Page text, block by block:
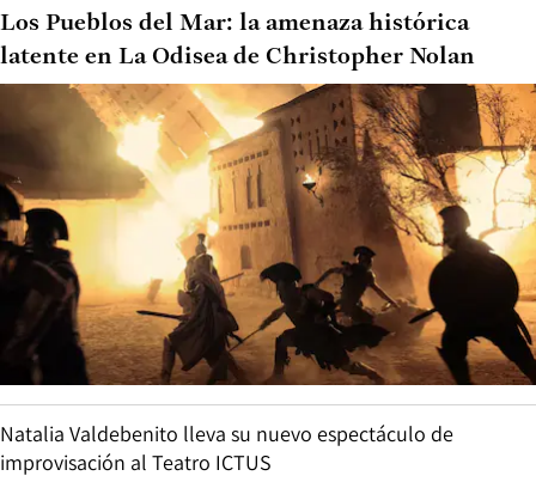
Los Pueblos del Mar: la amenaza histórica
latente en La Odisea de Christopher Nolan
Natalia Valdebenito lleva su nuevo espectáculo de
improvisación al Teatro ICTUS